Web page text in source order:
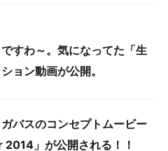
すわ～。気になってた「生
ョン動画が公開。
バスのコンセプトムービー
2014」が公開される！！